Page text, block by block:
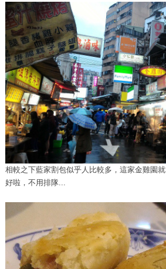
相較之下藍家割包似乎人比較多，這家金雞園
好啦，不用排隊...